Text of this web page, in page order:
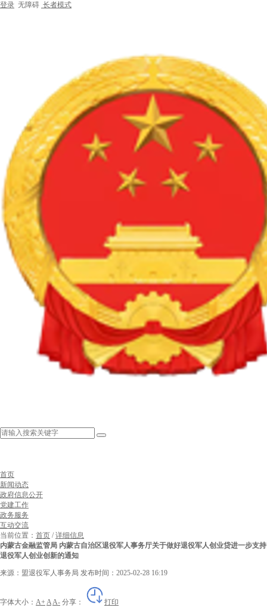
登录 无障碍 长者模式
首页
新闻动态
政府信息公开
党建工作
政务服务
互动交流
当前位置： 首页 /详细信息
内蒙古金融监管局 内蒙古自治区退役军人事务厅关于做好退役军人创业贷进一步支持
退役军人创业创新的通知
来源：盟退役军人事务局 发布时间：2025-02-28 16:19
字体大小： A+ AA- 分享： 打印